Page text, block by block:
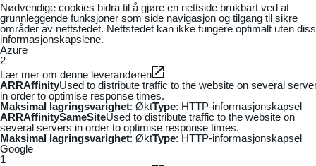
Nødvendige cookies bidra til å gjøre en nettside brukbart ved at
grunnleggende funksjoner som side navigasjon og tilgang til sikre
områder av nettstedet. Nettstedet kan ikke fungere optimalt uten
informasjonskapslene.
Azure
2
Lær mer om denne leverandøren
ARRAffinityUsed to distribute traffic to the website on several
in order to optimise response times.
Maksimal lagringsvarighet: ØktType: HTTP-informasjonskapsel
ARRAffinitySameSiteUsed to distribute traffic to the website on
several servers in order to optimise response times.
Maksimal lagringsvarighet: ØktType: HTTP-informasjonskapsel
Google
1